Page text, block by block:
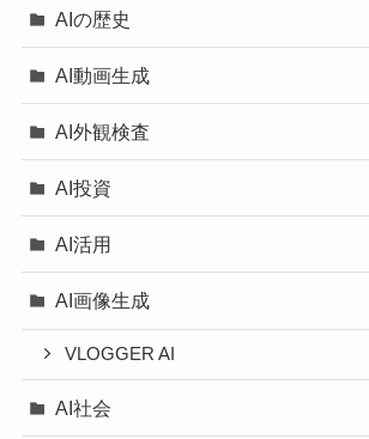
AIの歴史
AI動画生成
AI外観検査
AI投資
AI活用
AI画像生成
VLOGGER AI
AI社会